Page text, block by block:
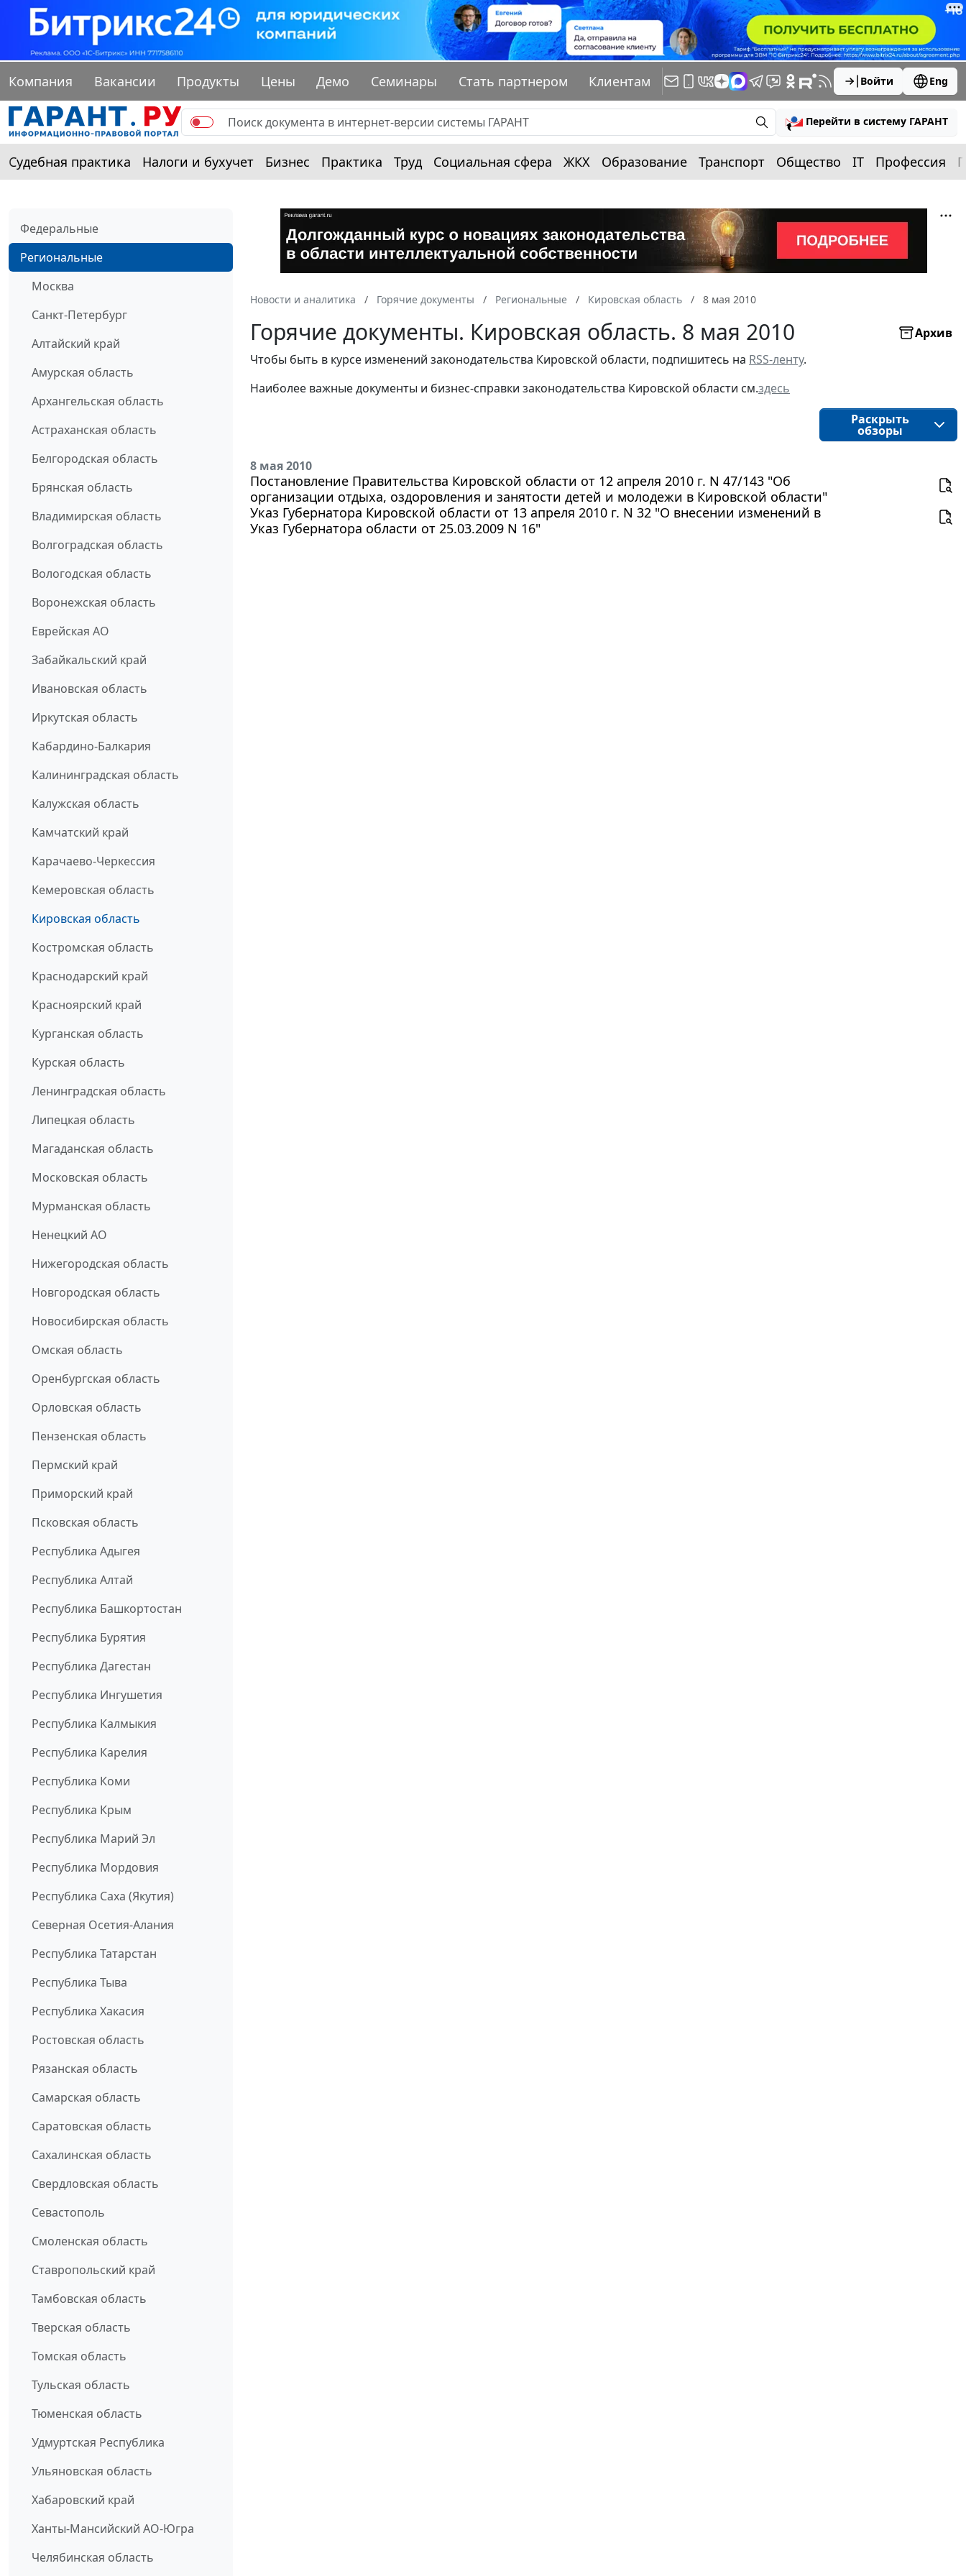
Компания Вакансии Продукты Цены Демо Семинары Стать партнером Клиентам Войти Eng
Перейти в систему ГАРАНТ
Судебная практика Налоги и бухучет Бизнес Практика Труд Социальная сфера ЖКХ Образование Транспорт Общество IT Профессия
Федеральные
Региональные
Москва
Санкт-Петербург
Алтайский край
Амурская область
Архангельская область
Астраханская область
Белгородская область
Брянская область
Владимирская область
Волгоградская область
Вологодская область
Воронежская область
Еврейская АО
Забайкальский край
Ивановская область
Иркутская область
Кабардино-Балкария
Калининградская область
Калужская область
Камчатский край
Карачаево-Черкессия
Кемеровская область
Кировская область
Костромская область
Краснодарский край
Красноярский край
Курганская область
Курская область
Ленинградская область
Липецкая область
Магаданская область
Московская область
Мурманская область
Ненецкий АО
Нижегородская область
Новгородская область
Новосибирская область
Омская область
Оренбургская область
Орловская область
Пензенская область
Пермский край
Приморский край
Псковская область
Республика Адыгея
Республика Алтай
Республика Башкортостан
Республика Бурятия
Республика Дагестан
Республика Ингушетия
Республика Калмыкия
Республика Карелия
Республика Коми
Республика Крым
Республика Марий Эл
Республика Мордовия
Республика Саха (Якутия)
Северная Осетия-Алания
Республика Татарстан
Республика Тыва
Республика Хакасия
Ростовская область
Рязанская область
Самарская область
Саратовская область
Сахалинская область
Свердловская область
Севастополь
Смоленская область
Ставропольский край
Тамбовская область
Тверская область
Томская область
Тульская область
Тюменская область
Удмуртская Республика
Ульяновская область
Хабаровский край
Ханты-Мансийский АО-Югра
Челябинская область
Новости и аналитика Горячие документы Региональные Кировская область 8 мая 2010
Горячие документы. Кировская область. 8 мая 2010
Архив
Чтобы быть в курсе изменений законодательства Кировской области, подпишитесь на RSS-ленту.
Наиболее важные документы и бизнес-справки законодательства Кировской области см.здесь
Раскрыть
обзоры
8 мая 2010
Постановление Правительства Кировской области от 12 апреля 2010 г. N 47/143 "Об
организации отдыха, оздоровления и занятости детей и молодежи в Кировской области"
Указ Губернатора Кировской области от 13 апреля 2010 г. N 32 "О внесении изменений в
Указ Губернатора области от 25.03.2009 N 16"